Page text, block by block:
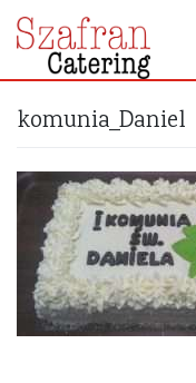
komunia_Daniel